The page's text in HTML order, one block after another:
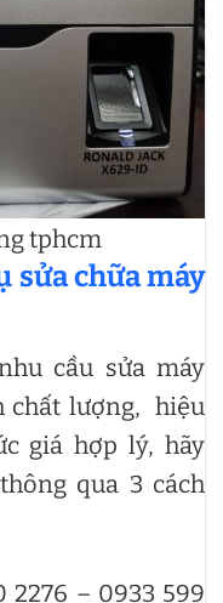
tphcm
sửa chữa máy
cầu sửa máy
chất lượng, hiệu
giá hợp lý, hãy
qua 3 cách
2276 – 0933 599